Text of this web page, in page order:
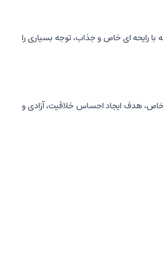
رایحه ای خاص و جذاب، توجه بسیاری را
متفاوت و خاص، هدف ایجاد احساس خلاقیت، آزادی و